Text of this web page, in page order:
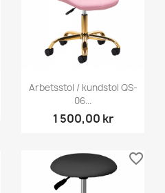
Arbetsstol / kundstol QS-
06...
1 500,00 kr
favorite_border